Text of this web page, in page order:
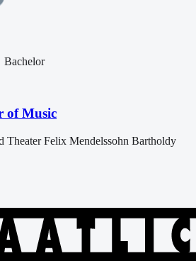
Bachelor
of Music
Theater Felix Mendelssohn Bartholdy